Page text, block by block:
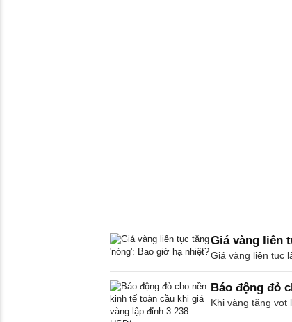
Giá vàng liên
Giá vàng liên tục
Báo động đỏ
Khi vàng tăng vọt